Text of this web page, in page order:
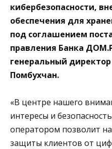
кибербезопасности,
обеспечения для
под соглашением
правления Банка
генеральный
Помбухчан.
«В центре нашего
интересы и
оператором позволит
защиты клиентов от